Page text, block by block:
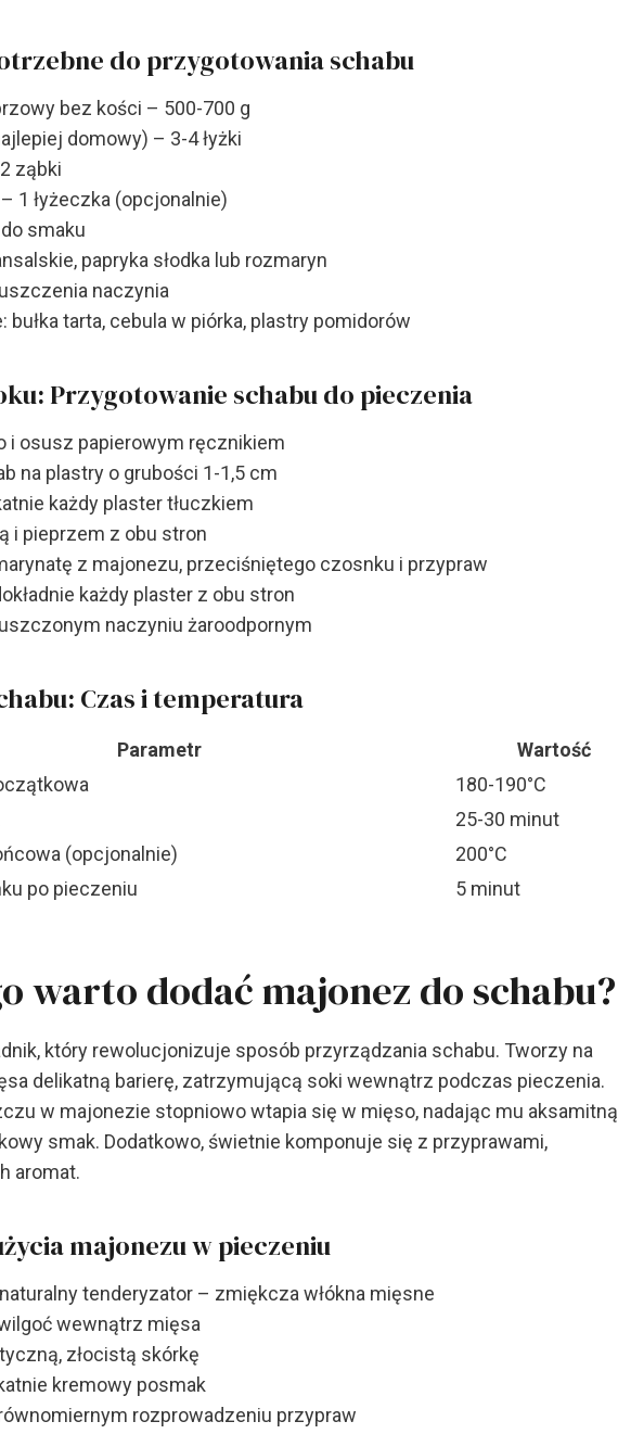
do przygotowania schabu
bez kości – 500-700 g
domowy) – 3-4 łyżki
ząbki
1 łyżeczka (opcjonalnie)
smaku
papryka słodka lub rozmaryn
naczynia
bułka tarta, cebula w piórka, plastry pomidorów
Przygotowanie schabu do pieczenia
i osusz papierowym ręcznikiem
na plastry o grubości 1-1,5 cm
każdy plaster tłuczkiem
i pieprzem z obu stron
z majonezu, przeciśniętego czosnku i przypraw
każdy plaster z obu stron
naczyniu żaroodpornym
Czas i temperatura
Parametr
Wartość
180-190°C
25-30 minut
(opcjonalnie)
200°C
po pieczeniu
5 minut
warto dodać majonez do schabu?
który rewolucjonizuje sposób przyrządzania schabu. Tworzy na
delikatną barierę, zatrzymującą soki wewnątrz podczas pieczenia.
w majonezie stopniowo wtapia się w mięso, nadając mu aksamitną
smak. Dodatkowo, świetnie komponuje się z przyprawami,
aromat.
majonezu w pieczeniu
naturalny tenderyzator – zmiękcza włókna mięsne
wewnątrz mięsa
złocistą skórkę
kremowy posmak
rozprowadzeniu przypraw